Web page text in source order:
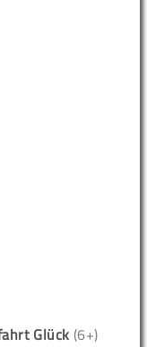
Glück (6+)